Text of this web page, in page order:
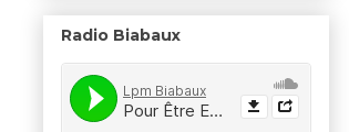
Radio Biabaux